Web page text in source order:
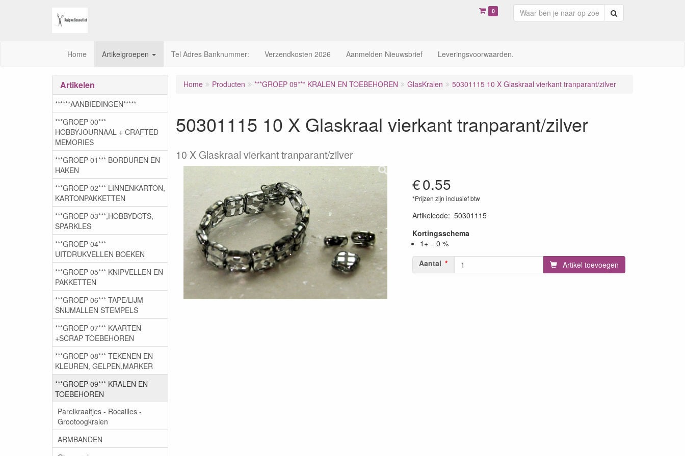
0
Home Artikelgroepen Tel Adres Banknummer: Verzendkosten 2026 Aanmelden Nieuwsbrief Leveringsvoorwaarden.
Home Producten ***GROEP 09*** KRALEN EN TOEBEHOREN GlasKralen 50301115 10 X Glaskraal vierkant tranparant/zilver
50301115 10 X Glaskraal vierkant tranparant/zilver
10 X Glaskraal vierkant tranparant/zilver
€0.55
*Prijzen zijn inclusief btw
Artikelcode: 50301115
Kortingsschema
1+ = 0 %
Aantal
Artikel toevoegen
Artikelen
******AANBIEDINGEN*****
***GROEP 00***
HOBBYJOURNAAL + CRAFTED
MEMORIES
***GROEP 01*** BORDUREN EN
HAKEN
***GROEP 02*** LINNENKARTON,
KARTONPAKKETTEN
***GROEP 03***,HOBBYDOTS,
SPARKLES
***GROEP 04***
UITDRUKVELLEN BOEKEN
***GROEP 05*** KNIPVELLEN EN
PAKKETTEN
***GROEP 06*** TAPE/LIJM
SNIJMALLEN STEMPELS
***GROEP 07*** KAARTEN
+SCRAP TOEBEHOREN
***GROEP 08*** TEKENEN EN
KLEUREN, GELPEN,MARKER
***GROEP 09*** KRALEN EN
TOEBEHOREN
Parelkraaltjes - Rocailles -
Grootoogkralen
ARMBANDEN